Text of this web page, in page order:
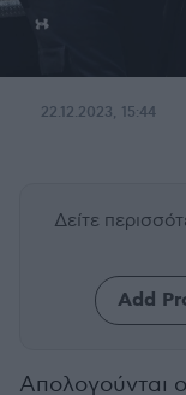
22.12.2023, 15:44
Δείτε
Add
Απολογούνται